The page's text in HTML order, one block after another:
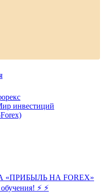
инвестиций
НА FOREX»
⚡ ⚡